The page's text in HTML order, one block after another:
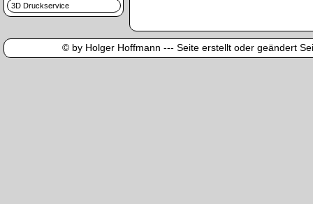
3D Druckservice
© by Holger Hoffmann --- Seite erstellt oder geändert